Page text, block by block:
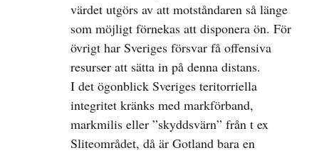
värdet utgörs av att motståndaren så länge
som möjligt förnekas att disponera ön. För
övrigt har Sveriges försvar få offensiva
resurser att sätta in på denna distans.
I det ögonblick Sveriges teritorriella
integritet kränks med markförband,
markmilis eller ”skyddsvärn” från t ex
Sliteområdet, då är Gotland bara en